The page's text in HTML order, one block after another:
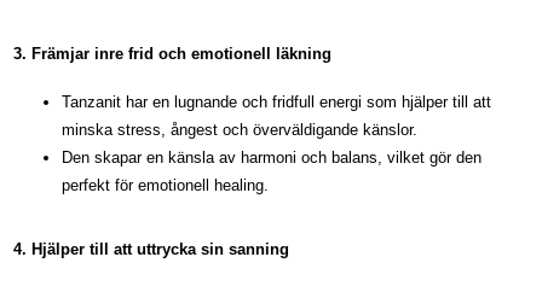
3. Främjar inre frid och emotionell läkning
Tanzanit har en lugnande och fridfull energi som hjälper till att
minska stress, ångest och överväldigande känslor.
Den skapar en känsla av harmoni och balans, vilket gör den
perfekt för emotionell healing.
4. Hjälper till att uttrycka sin sanning